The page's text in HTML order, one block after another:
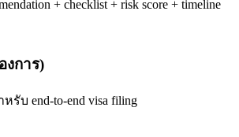
+ checklist + risk score + timeline
งการ)
รับ end-to-end visa filing